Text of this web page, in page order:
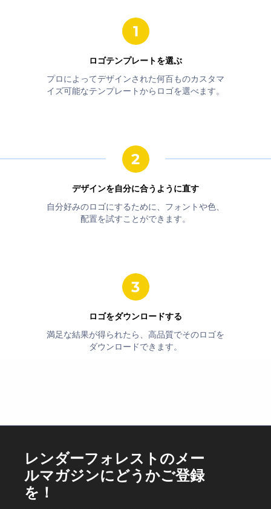
ロゴテンプレートを選ぶ
プロによってデザインされた何百ものカスタマ
イズ可能なテンプレートからロゴを選べます。
デザインを自分に合うように直す
自分好みのロゴにするために、フォントや色、
配置を試すことができます。
ロゴをダウンロードする
満足な結果が得られたら、高品質でそのロゴを
ダウンロードできます。
レンダーフォレストのメー
ルマガジンにどうかご登録
を！